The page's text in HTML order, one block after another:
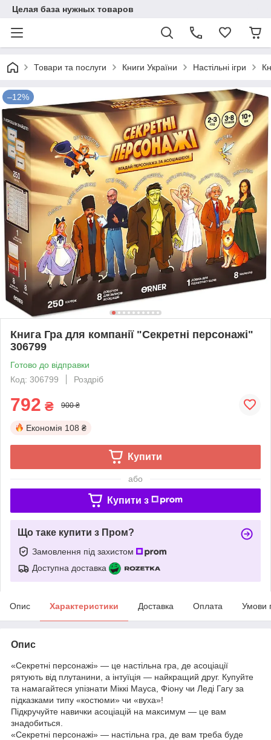
Целая база нужных товаров
Товари та послуги Книги України Настільні ігри
–12%
Книга Гра для компанії "Секретні персонажі"
306799
Готово до відправки
Код: 306799
Роздріб
792 ₴ 900 ₴
Економія 108 ₴
Купити
або
Купити з
Що таке купити з Пром?
Замовлення під захистом
Доступна доставка
Опис Характеристики Доставка Оплата Умови
Опис
«Секретні персонажі» — це настільна гра, де асоціації
рятують від плутанини, а інтуїція — найкращий друг. Купуйте
та намагайтеся упізнати Міккі Мауса, Фіону чи Леді Гагу за
підказками типу «костюми» чи «вуха»!
Підкручуйте навички асоціацій на максимум — це вам
знадобиться.
«Секретні персонажі» — настільна гра, де вам треба буде